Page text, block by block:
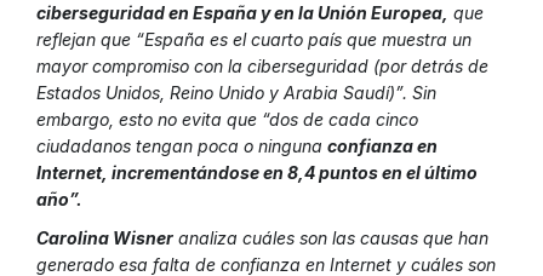
ciberseguridad en España y en la Unión Europea, que
reflejan que “España es el cuarto país que muestra un
mayor compromiso con la ciberseguridad (por detrás de
Estados Unidos, Reino Unido y Arabia Saudí)”. Sin
embargo, esto no evita que “dos de cada cinco
ciudadanos tengan poca o ninguna confianza en
Internet, incrementándose en 8,4 puntos en el último
año”.
Carolina Wisner analiza cuáles son las causas que han
generado esa falta de confianza en Internet y cuáles son